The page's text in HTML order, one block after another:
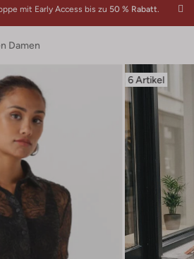
mit Early Access bis zu 50 % Rabatt.
Damen
6 Artikel